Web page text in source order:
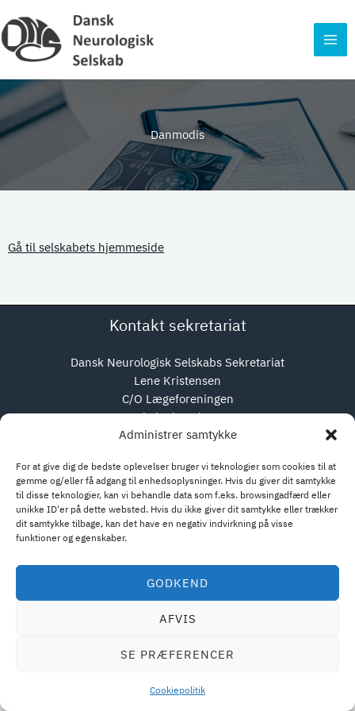
Administrer samtykke
For at give dig de bedste oplevelser bruger vi teknologier som cookies til at
gemme og/eller få adgang til enhedsoplysninger. Hvis du giver dit samtykke
til disse teknologier, kan vi behandle data som f.eks. browsingadfærd eller
unikke ID'er på dette websted. Hvis du ikke giver dit samtykke eller trækker
dit samtykke tilbage, kan det have en negativ indvirkning på visse
funktioner og egenskaber.
GODKEND
AFVIS
SE PRÆFERENCER
Cookiepolitik
til
indholdet
Danmodis
Gå til selskabets hjemmeside
Kontakt sekretariat
Dansk Neurologisk Selskabs Sekretariat
Lene Kristensen
C/O Lægeforeningen
Kristianiagade 12
2100 København Ø
Tlf. 35 44 84 03
E-mail: